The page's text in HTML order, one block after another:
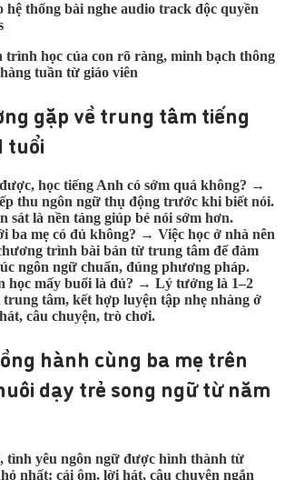
hệ thống bài nghe audio track độc quyền
trình học của con rõ ràng, minh bạch thông
tuần từ giáo viên
gặp về trung tâm tiếng
tuổi
học tiếng Anh có sớm quá không? →
thu ngôn ngữ thụ động trước khi biết nói.
sát là nền tảng giúp bé nói sớm hơn.
ba mẹ có đủ không? → Việc học ở nhà nên
trình bài bản từ trung tâm để đảm
ngôn ngữ chuẩn, đúng phương pháp.
học mấy buổi là đủ? → Lý tưởng là 1–2
tâm, kết hợp luyện tập nhẹ nhàng ở
câu chuyện, trò chơi.
hành cùng ba mẹ trên
dạy trẻ song ngữ từ năm
tình yêu ngôn ngữ được hình thành từ
nhất: cái ôm, lời hát, câu chuyện ngắn